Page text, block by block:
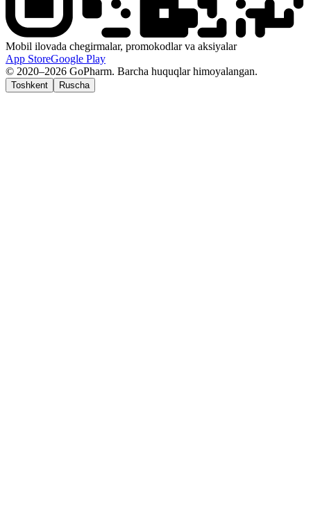
Mobil ilovada chegirmalar, promokodlar va aksiyalar
App StoreGoogle Play
© 2020–2026 GoPharm. Barcha huquqlar himoyalangan.
Toshkent Ruscha